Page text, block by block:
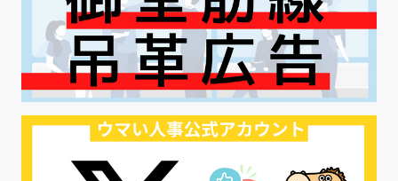
#早期退職 #ハラスメント
#ハラスメント対策 #SNS活用
#リクルーター制度 #内定辞退の防止
#歩留まり改善 #採用ナーチャリング
#採用CX #学内セミナー #カジュアル面談